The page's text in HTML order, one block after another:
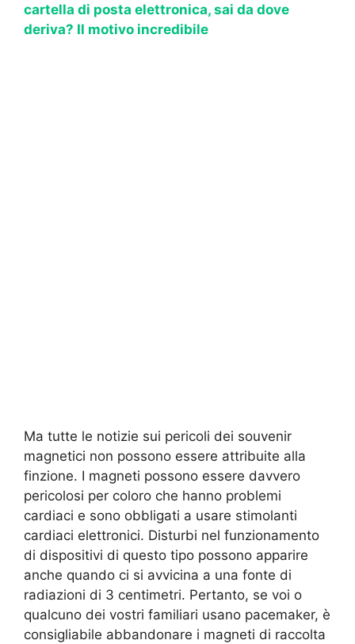
cartella di posta elettronica, sai da dove
deriva? Il motivo incredibile
Ma tutte le notizie sui pericoli dei souvenir
magnetici non possono essere attribuite alla
finzione. I magneti possono essere davvero
pericolosi per coloro che hanno problemi
cardiaci e sono obbligati a usare stimolanti
cardiaci elettronici. Disturbi nel funzionamento
di dispositivi di questo tipo possono apparire
anche quando ci si avvicina a una fonte di
radiazioni di 3 centimetri. Pertanto, se voi o
qualcuno dei vostri familiari usano pacemaker, è
consigliabile abbandonare i magneti di raccolta